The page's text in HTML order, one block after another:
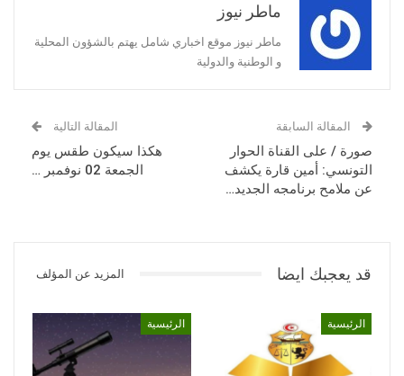
ماطر نيوز
ماطر نيوز موقع اخباري شامل يهتم بالشؤون المحلية
و الوطنية والدولية
المقالة السابقة
صورة / على القناة الحوار
التونسي: أمين قارة يكشف
عن ملامح برنامجه الجديد…
المقالة التالية
هكذا سيكون طقس يوم
الجمعة 02 نوفمبر …
قد يعجبك ايضا المزيد عن المؤلف
الرئيسية الرئيسية